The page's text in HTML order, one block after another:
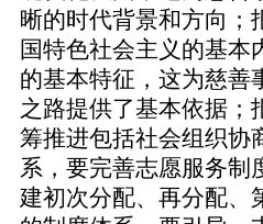
晰的时代背景和方向；
国特色社会主义的基本
的基本特征，这为慈善
之路提供了基本依据；
筹推进包括社会组织协
系，要完善志愿服务制
建初次分配、再分配、